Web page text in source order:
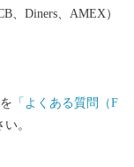
、Diners、AMEX）
「よくある質問（F
。